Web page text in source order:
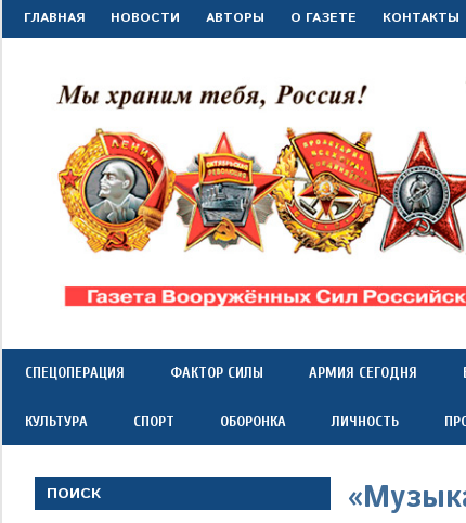
Перейти
к
ГЛАВНАЯ НОВОСТИ АВТОРЫ О ГАЗЕТЕ КОНТАКТЫ
"Красная
звезда"
Вооружённых
Сил
Федерации
*
1
СПЕЦОПЕРАЦИЯ ФАКТОР СИЛЫ АРМИЯ СЕГОДНЯ
КУЛЬТУРА СПОРТ ОБОРОНКА ЛИЧНОСТЬ
ПОИСК